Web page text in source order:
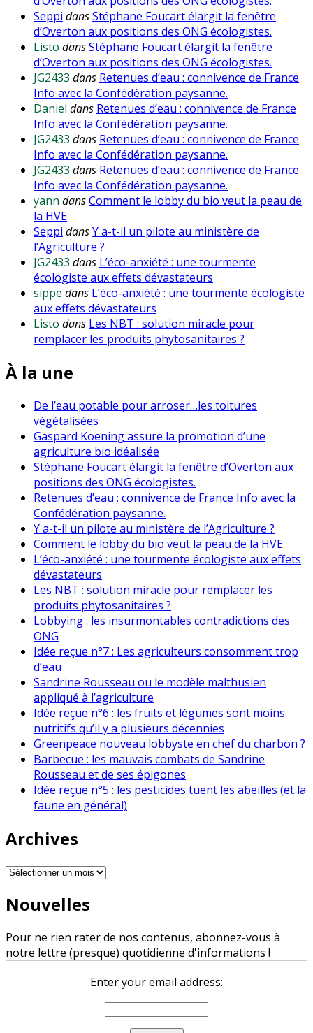
Seppi dansStéphane Foucart élargit la fenêtre
d’Overton aux positions des ONG écologistes.
Listo dansStéphane Foucart élargit la fenêtre
d’Overton aux positions des ONG écologistes.
JG2433 dans Retenues d’eau : connivence de France
Info avec la Confédération paysanne.
Daniel dans Retenues d’eau : connivence de France
Info avec la Confédération paysanne.
JG2433 dans Retenues d’eau : connivence de France
Info avec la Confédération paysanne.
JG2433 dans Retenues d’eau : connivence de France
Info avec la Confédération paysanne.
yann dansComment le lobby du bio veut la peau de
la HVE
Seppi dansY a-t-il un pilote au ministère de
l’Agriculture ?
JG2433 dans L’éco-anxiété : une tourmente
écologiste aux effets dévastateurs
sippe dans L’éco-anxiété : une tourmente écologiste
aux effets dévastateurs
Listo dans Les NBT : solution miracle pour
remplacer les produits phytosanitaires ?
À la une
De l’eau potable pour arroser…les toitures
végétalisées
Gaspard Koening assure la promotion d’une
agriculture bio idéalisée
Stéphane Foucart élargit la fenêtre d’Overton aux
positions des ONG écologistes.
Retenues d’eau : connivence de France Info avec la
Confédération paysanne.
Y a-t-il un pilote au ministère de l’Agriculture ?
Comment le lobby du bio veut la peau de la HVE
L’éco-anxiété : une tourmente écologiste aux effets
dévastateurs
Les NBT : solution miracle pour remplacer les
produits phytosanitaires ?
Lobbying : les insurmontables contradictions des
ONG
Idée reçue n°7 : Les agriculteurs consomment trop
d’eau
Sandrine Rousseau ou le modèle malthusien
appliqué à l’agriculture
Idée reçue n°6 : les fruits et légumes sont moins
nutritifs qu’il y a plusieurs décennies
Greenpeace nouveau lobbyste en chef du charbon ?
Barbecue : les mauvais combats de Sandrine
Rousseau et de ses épigones
Idée reçue n°5 : les pesticides tuent les abeilles (et la
faune en général)
Archives
Archives
Nouvelles
Pour ne rien rater de nos contenus, abonnez-vous à
notre lettre (presque) quotidienne d'informations !
Enter your email address: